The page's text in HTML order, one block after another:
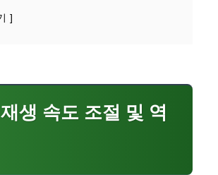
생 속도 조절 및 역